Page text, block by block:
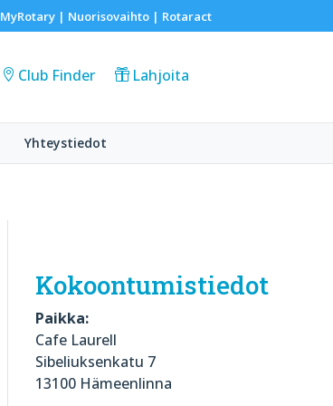
MyRotary | Nuorisovaihto| Rotaract
Club Finder Lahjoita
Yhteystiedot
Kokoontumistiedot
Paikka:
Cafe Laurell
Sibeliuksenkatu 7
13100 Hämeenlinna